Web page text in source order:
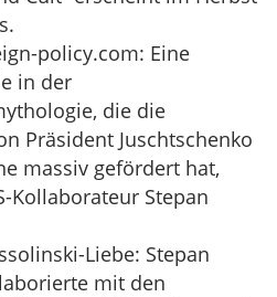
policy.com: Eine
in der
die die
Präsident Juschtschenko
massiv gefördert hat,
Kollaborateur Stepan
Liebe: Stepan
mit den